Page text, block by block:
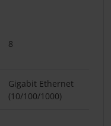
8
Gigabit Ethernet
(10/100/1000)